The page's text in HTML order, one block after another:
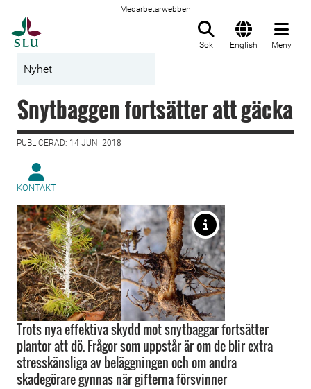
Medarbetarwebben
Sök English Meny
Nyhet
Snytbaggen fortsätter att gäcka
PUBLICERAD: 14 JUNI 2018
KONTAKT
Trots nya effektiva skydd mot snytbaggar fortsätter
plantor att dö. Frågor som uppstår är om de blir extra
stresskänsliga av beläggningen och om andra
skadegörare gynnas när gifterna försvinner